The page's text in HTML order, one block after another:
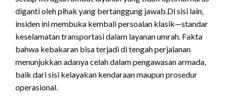
diganti oleh pihak yang bertanggung jawab.Di sisi lain,
insiden ini membuka kembali persoalan klasik—standar
keselamatan transportasi dalam layanan umrah. Fakta
bahwa kebakaran bisa terjadi di tengah perjalanan
menunjukkan adanya celah dalam pengawasan armada,
baik dari sisi kelayakan kendaraan maupun prosedur
operasional.